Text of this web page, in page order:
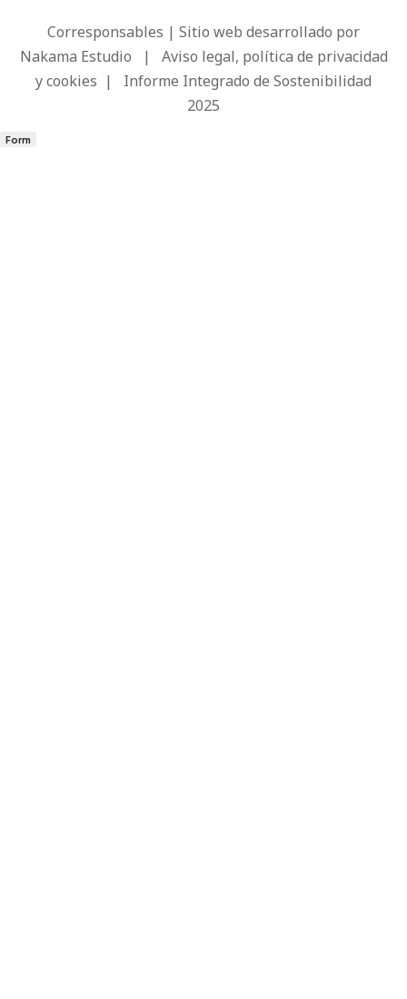
Corresponsables | Sitio web desarrollado por
Nakama Estudio | Aviso legal, política de privacidad
y cookies | Informe Integrado de Sostenibilidad
2025
Form